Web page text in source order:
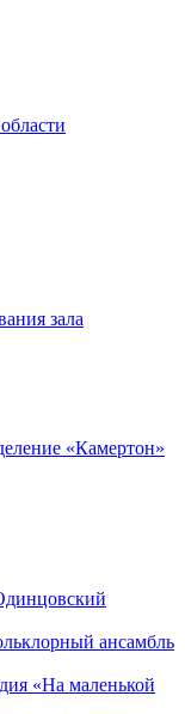
зала
«Камертон»
ансамбль
«На маленькой